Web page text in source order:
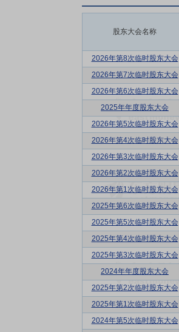
股东大会名称
2026年第8次临时股东大会
2026年第7次临时股东大会
2026年第6次临时股东大会
2025年年度股东大会
2026年第5次临时股东大会
2026年第4次临时股东大会
2026年第3次临时股东大会
2026年第2次临时股东大会
2026年第1次临时股东大会
2025年第6次临时股东大会
2025年第5次临时股东大会
2025年第4次临时股东大会
2025年第3次临时股东大会
2024年年度股东大会
2025年第2次临时股东大会
2025年第1次临时股东大会
2024年第5次临时股东大会